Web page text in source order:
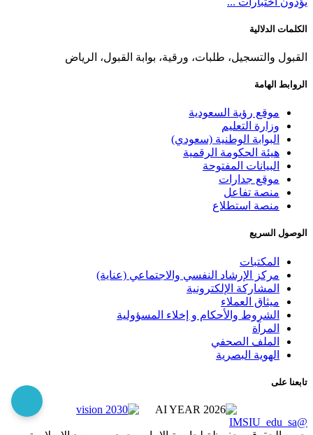
الكلمات الدلالية
القبول والتسجيل، طلبات، ورقية، بوابة القبول، الرياض
الروابط الهامة
موقع رؤية السعودية
وزارة التعليم
البوابة الوطنية (سعودي)
هيئة الحكومة الرقمية
البيانات المفتوحة
موقع جدارات
منصة تفاعل
منصة استطلاع
الوصول السريع
المكتبات
مركز الإرشاد النفسي والاجتماعي (عناية)
المشاركة الإلكترونية
ميثاق العملاء
الشروط والأحكام و إخلاء المسؤولية
المرآة
الملف الصحفي
الهوية البصرية
تابعنا على
@IMSIU_edu_sa